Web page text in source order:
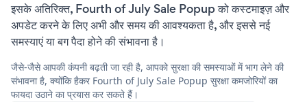
इसके अतिरिक्त, Fourth of July Sale Popup को कस्टमाइज़ और
अपडेट करने के लिए अभी और समय की आवश्यकता है, और इससे नई
समस्याएं या बग पैदा होने की संभावना है।
जैसे-जैसे आपकी कंपनी बढ़ती जा रही है, आपको सुरक्षा की समस्याओं में भाग लेने की
संभावना है, क्योंकि हैकर Fourth of July Sale Popup सुरक्षा कमजोरियों का
फायदा उठाने का प्रयास कर सकते हैं।